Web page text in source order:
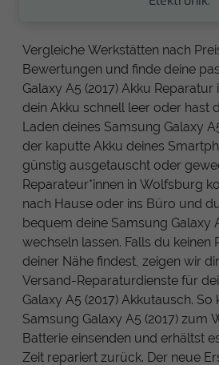
Vergleiche Werkstätten nach
Bewertungen und finde deine
Galaxy A5 (2017) Akku
dein Akku schnell leer oder hast
Laden deines Samsung Galaxy
der kaputte Akku deines
günstig ausgetauscht oder
Reparateur*innen in Wolfsburg
nach Hause oder ins Büro und
bequem deine Samsung Galaxy
wechseln lassen. Falls du keinen
deiner Nähe findest, zeigen wir
Versand-Reparaturdienste für
Galaxy A5 (2017) Akkutausch. So
Samsung Galaxy A5 (2017) zum
Batterie einsenden und erhältst
Zeit repariert zurück. Der neue